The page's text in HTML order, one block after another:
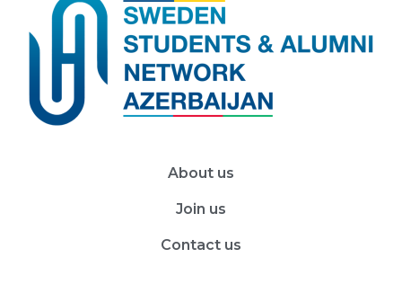
About us
Join us
Contact us